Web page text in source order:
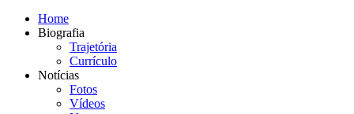
Home
Biografia
Trajetória
Currículo
Notícias
Fotos
Vídeos